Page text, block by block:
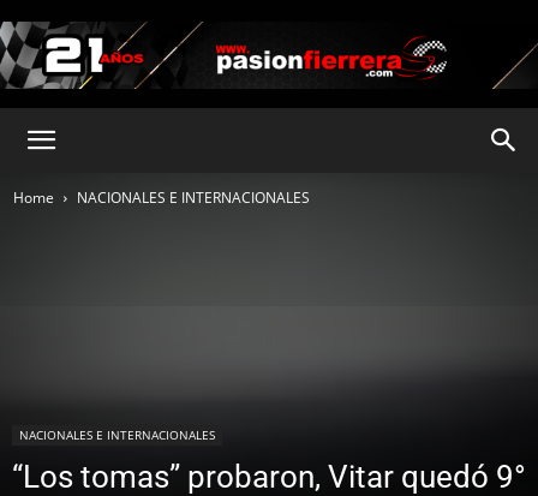
Home NACIONALES E INTERNACIONALES
NACIONALES E INTERNACIONALES
“Los tomas” probaron, Vitar quedó 9°